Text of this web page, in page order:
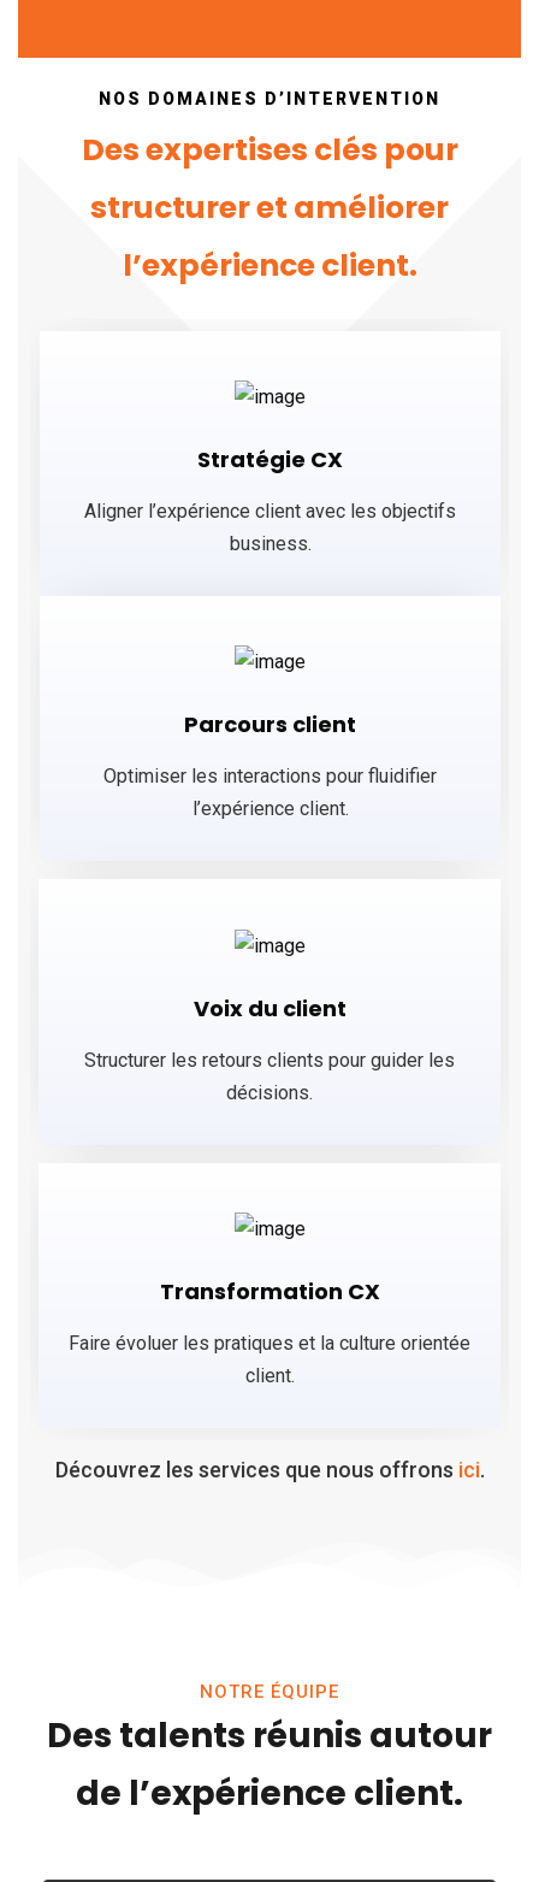
NOS DOMAINES D’INTERVENTION
Des expertises clés pour
structurer et améliorer
l’expérience client.
Stratégie CX
Aligner l’expérience client avec les objectifs
business.
Parcours client
Optimiser les interactions pour fluidifier
l’expérience client.
Voix du client
Structurer les retours clients pour guider les
décisions.
Transformation CX
Faire évoluer les pratiques et la culture orientée
client.
Découvrez les services que nous offrons ici.
NOTRE ÉQUIPE
Des talents réunis autour
de l’expérience client.